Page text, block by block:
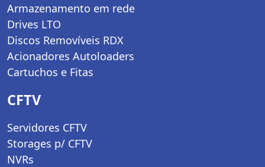
Armazenamento em rede
Drives LTO
Discos Removíveis RDX
Acionadores Autoloaders
Cartuchos e Fitas
CFTV
Servidores CFTV
Storages p/ CFTV
NVRs